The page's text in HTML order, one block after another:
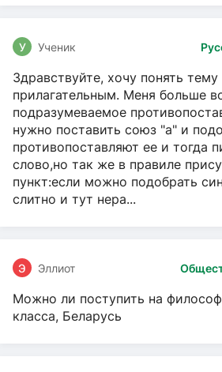
У Ученик
Здравствуйте, хочу понять тему
прилагательным. Меня больше
подразумеваемое
нужно поставить союз "а" и
противопоставляют ее и тогда
слово,но так же в правиле
пункт:если можно подобрать
слитно и тут нера...
Э Эллиот
Можно ли поступить на
класса, Беларусь